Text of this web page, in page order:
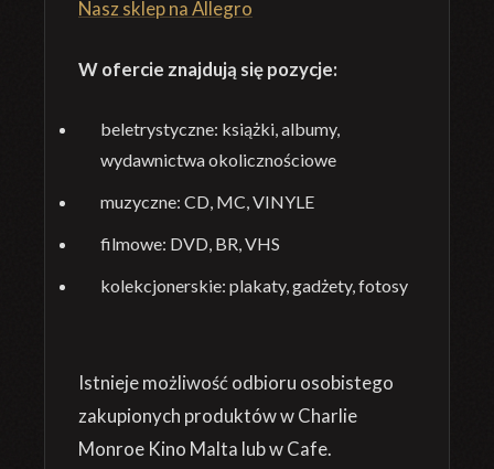
Nasz sklep na Allegro
W ofercie znajdują się pozycje:
beletrystyczne: książki, albumy,
wydawnictwa okolicznościowe
muzyczne: CD, MC, VINYLE
filmowe: DVD, BR, VHS
kolekcjonerskie: plakaty, gadżety, fotosy
Istnieje możliwość odbioru osobistego
zakupionych produktów w Charlie
Monroe Kino Malta lub w Cafe.